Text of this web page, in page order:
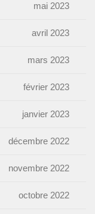
mai 2023
avril 2023
mars 2023
février 2023
janvier 2023
décembre 2022
novembre 2022
octobre 2022